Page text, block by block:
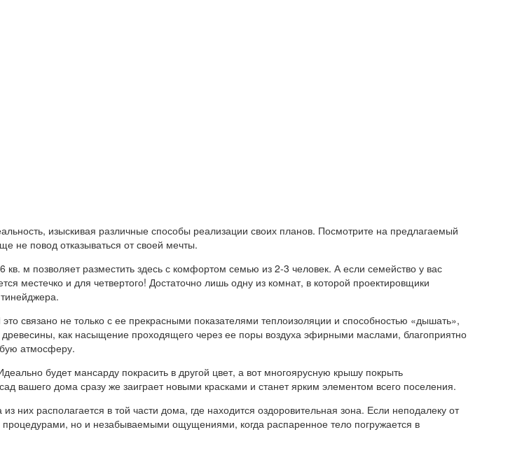
изыскивая различные способы реализации своих планов. Посмотрите на предлагаемый
не повод отказываться от своей мечты.
м позволяет разместить здесь с комфортом семью из 2-3 человек. А если семейство у вас
местечко и для четвертого! Достаточно лишь одну из комнат, в которой проектировщики
связано не только с ее прекрасными показателями теплоизоляции и способностью «дышать»,
древесины, как насыщение проходящего через ее поры воздуха эфирными маслами, благоприятно
атмосферу.
будет мансарду покрасить в другой цвет, а вот многоярусную крышу покрыть
вашего дома сразу же заиграет новыми красками и станет ярким элементом всего поселения.
располагается в той части дома, где находится оздоровительная зона. Если неподалеку от
но и незабываемыми ощущениями, когда распаренное тело погружается в